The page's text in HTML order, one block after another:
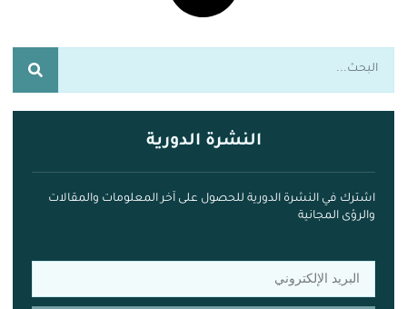
النشرة الدورية
اشترك في النشرة الدورية للحصول على آخر المعلومات والمقالات
والرؤى المجانية